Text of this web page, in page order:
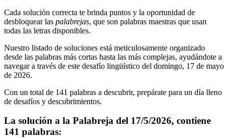
Cada solución correcta te brinda puntos y la oportunidad de
desbloquear las palabrejas, que son palabras maestras que usan
todas las letras disponibles.
Nuestro listado de soluciones está meticulosamente organizado
desde las palabras más cortas hasta las más complejas, ayudándote a
navegar a través de este desafío lingüístico del domingo, 17 de mayo
de 2026.
Con un total de 141 palabras a descubrir, prepárate para un día lleno
de desafíos y descubrimientos.
La solución a la Palabreja del 17/5/2026, contiene
141 palabras: